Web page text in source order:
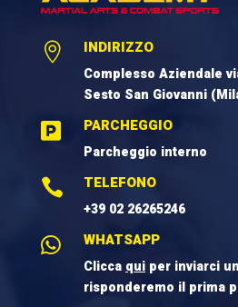
 INDIRIZZO
Complesso Aziendale
Sesto San Giovanni
 PARCHEGGIO
Parcheggio interno
 TELEFONO
+39 02 26265246
 WHATSAPP
Clicca quiper inviarci
risponderemo il prima